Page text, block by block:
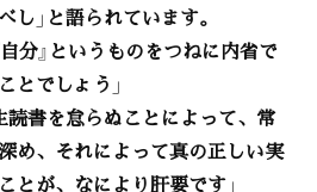
」と語られています。
分』というものをつねに内省で
とでしょう」
読書を怠らぬことによって、常
め、それによって真の正しい実
とが、なにより肝要です」